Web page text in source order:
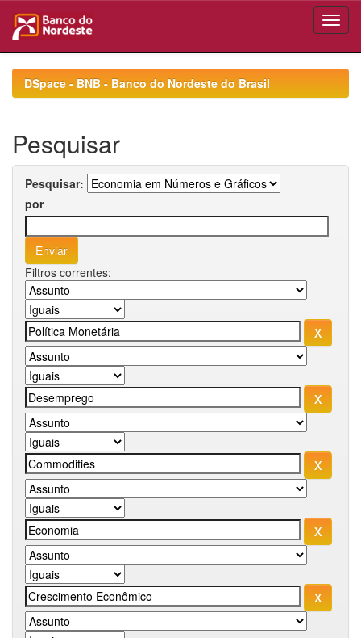
navigationDSpace - BNB - Banco do Nordeste do Brasil
Pesquisar
Pesquisar:
por
Filtros correntes: